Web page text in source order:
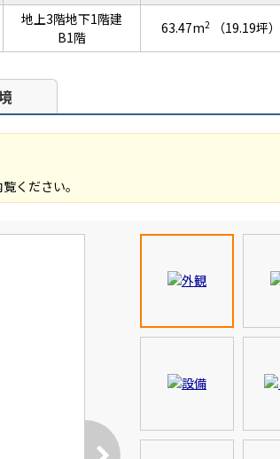
地上3階地下1階建
B1階
63.47m2 （19.19坪）
ください。